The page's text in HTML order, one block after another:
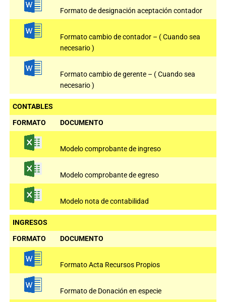
Formato de designación aceptación contador
Formato cambio de contador – ( Cuando sea
necesario )
Formato cambio de gerente – ( Cuando sea
necesario )
CONTABLES
FORMATO
DOCUMENTO
Modelo comprobante de ingreso
Modelo comprobante de egreso
Modelo nota de contabilidad
INGRESOS
FORMATO
DOCUMENTO
Formato Acta Recursos Propios
Formato de Donación en especie